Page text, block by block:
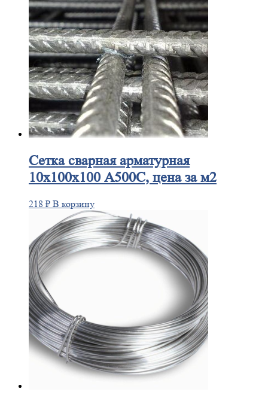
Сеткасварная арматурная
10х100х100 А500С, цена за м2
218 ₽ В корзину